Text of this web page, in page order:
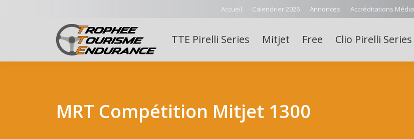
Accueil Calendrier 2026 Annonces Accréditations Média
TTE Pirelli Series Mitjet Free Clio Pirelli Series
MRT Compétition Mitjet 1300